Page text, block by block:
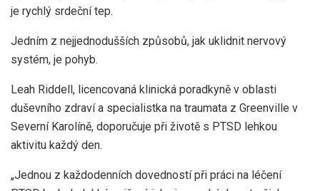
je rychlý srdeční tep.
Jedním z nejjednodušších způsobů, jak uklidnit nervový
systém, je pohyb.
Leah Riddell, licencovaná klinická poradkyně v oblasti
duševního zdraví a specialistka na traumata z Greenville v
Severní Karolíně, doporučuje při životě s PTSD lehkou
aktivitu každý den.
„Jednou z každodenních dovedností při práci na léčení